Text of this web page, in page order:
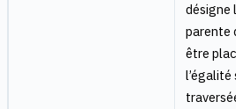
désigne
parente
être
l’égalité